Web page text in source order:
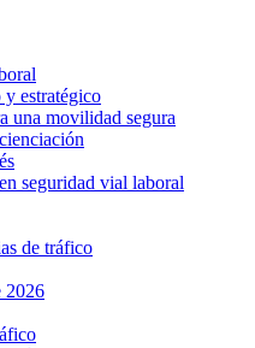
estratégico
una movilidad segura
seguridad vial laboral
de tráfico
2026